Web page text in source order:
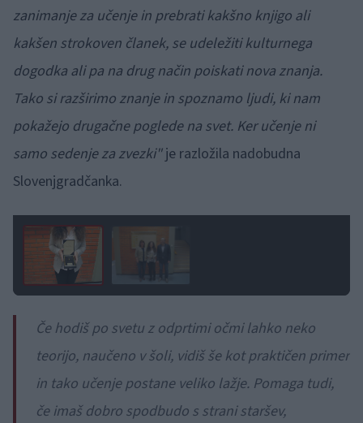
zanimanje za učenje in prebrati kakšno knjigo ali
kakšen strokoven članek, se udeležiti kulturnega
dogodka ali pa na drug način poiskati nova znanja.
Tako si razširimo znanje in spoznamo ljudi, ki nam
pokažejo drugačne poglede na svet. Ker učenje ni
samo sedenje za zvezki"je razložila nadobudna
Slovenjgradčanka.
Če hodiš po svetu z odprtimi očmi lahko neko
teorijo, naučeno v šoli, vidiš še kot praktičen primer
in tako učenje postane veliko lažje. Pomaga tudi,
če imaš dobro spodbudo s strani staršev,